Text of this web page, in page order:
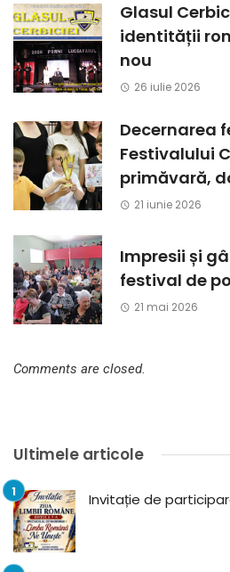
Glasul
identității
nou
26 iulie 2026
Decernarea
Festivalului
primăvară,
21 iunie 2026
Impresii și
festival de
21 mai 2026
Comments are closed.
Ultimele articole
Invitație de